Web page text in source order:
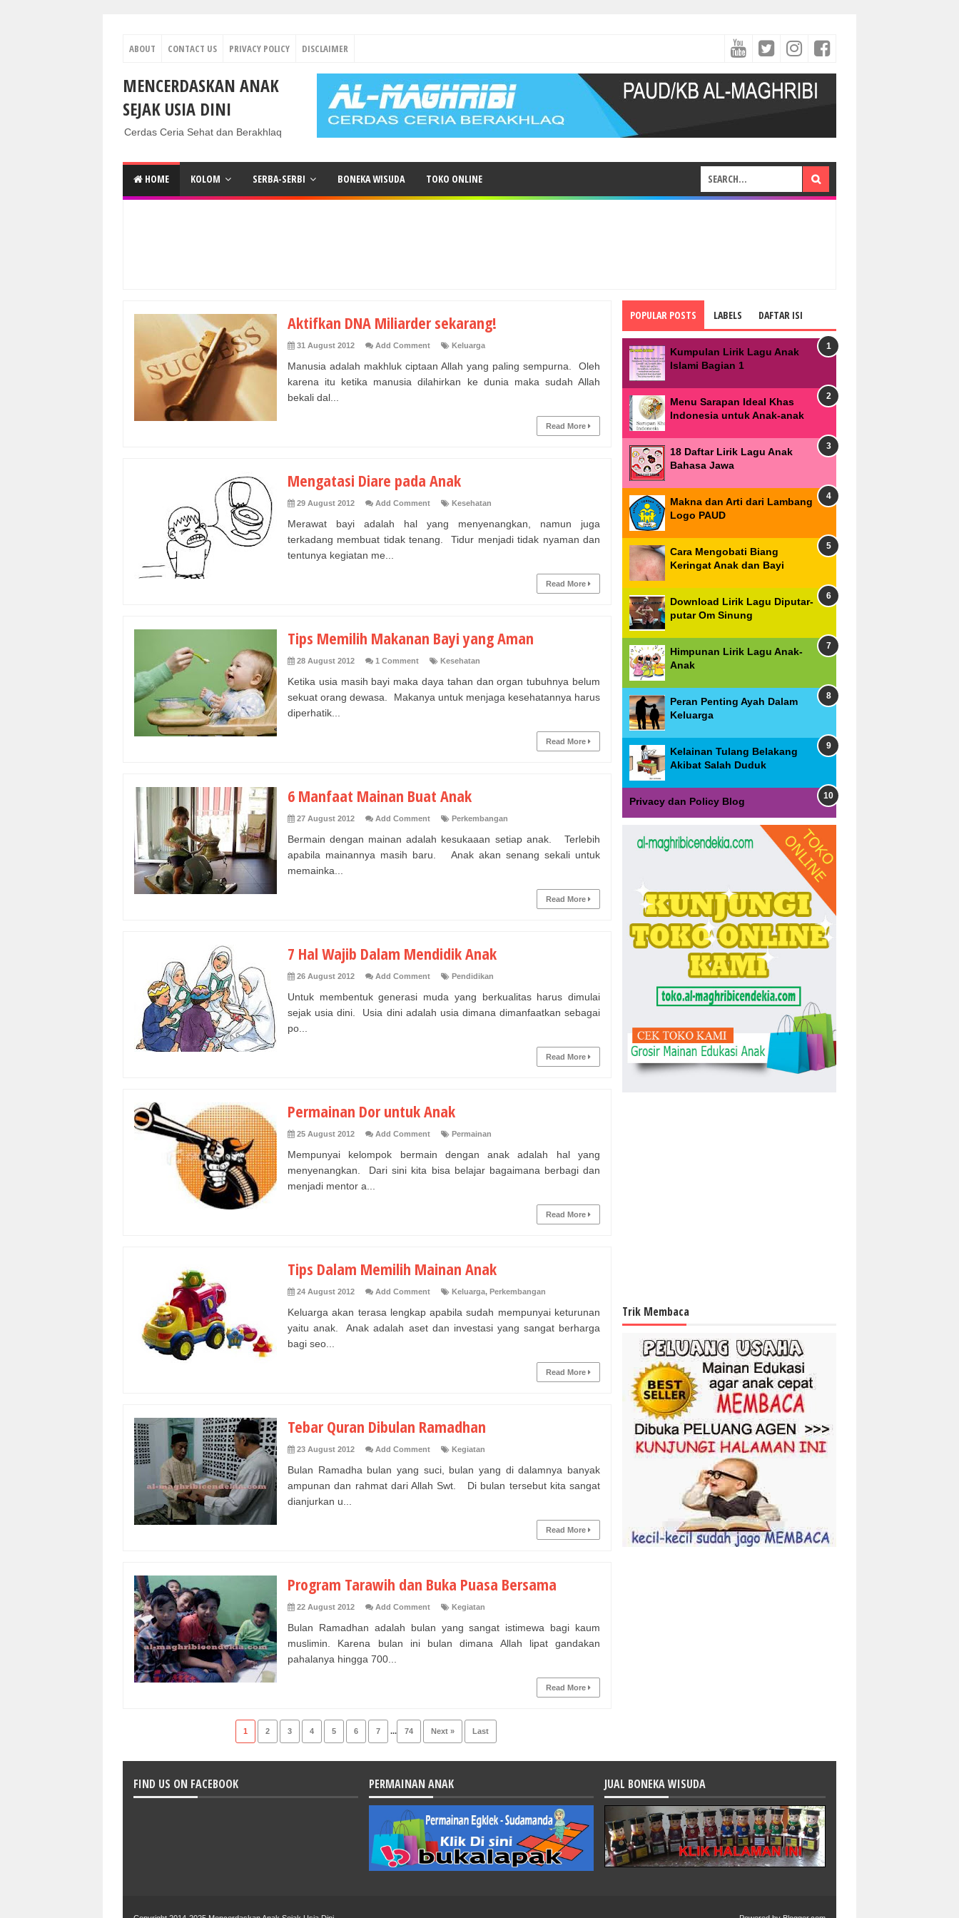
ABOUT CONTACT US PRIVACY POLICY DISCLAIMER
MENCERDASKAN ANAK
SEJAK USIA DINI
Cerdas Ceria Sehat dan Berakhlaq
HOME KOLOM SERBA-SERBI BONEKA WISUDA TOKO ONLINE
Aktifkan DNA Miliarder sekarang!
31 August 2012 Add Comment Keluarga
Manusia adalah makhluk ciptaan Allah yang paling sempurna. Oleh
karena itu ketika manusia dilahirkan ke dunia maka sudah Allah
bekali dal...
Read More
Mengatasi Diare pada Anak
29 August 2012 Add Comment Kesehatan
Merawat bayi adalah hal yang menyenangkan, namun juga
terkadang membuat tidak tenang. Tidur menjadi tidak nyaman dan
tentunya kegiatan me...
Read More
Tips Memilih Makanan Bayi yang Aman
28 August 2012 1 Comment Kesehatan
Ketika usia masih bayi maka daya tahan dan organ tubuhnya belum
sekuat orang dewasa. Makanya untuk menjaga kesehatannya harus
diperhatik...
Read More
6 Manfaat Mainan Buat Anak
27 August 2012 Add Comment Perkembangan
Bermain dengan mainan adalah kesukaaan setiap anak. Terlebih
apabila mainannya masih baru. Anak akan senang sekali untuk
memainka...
Read More
7 Hal Wajib Dalam Mendidik Anak
26 August 2012 Add Comment Pendidikan
Untuk membentuk generasi muda yang berkualitas harus dimulai
sejak usia dini. Usia dini adalah usia dimana dimanfaatkan sebagai
po...
Read More
Permainan Dor untuk Anak
25 August 2012 Add Comment Permainan
Mempunyai kelompok bermain dengan anak adalah hal yang
menyenangkan. Dari sini kita bisa belajar bagaimana berbagi dan
menjadi mentor a...
Read More
Tips Dalam Memilih Mainan Anak
24 August 2012 Add Comment Keluarga, Perkembangan
Keluarga akan terasa lengkap apabila sudah mempunyai keturunan
yaitu anak. Anak adalah aset dan investasi yang sangat berharga
bagi seo...
Read More
Tebar Quran Dibulan Ramadhan
23 August 2012 Add Comment Kegiatan
Bulan Ramadha bulan yang suci, bulan yang di dalamnya banyak
ampunan dan rahmat dari Allah Swt. Di bulan tersebut kita sangat
dianjurkan u...
Read More
Program Tarawih dan Buka Puasa Bersama
22 August 2012 Add Comment Kegiatan
Bulan Ramadhan adalah bulan yang sangat istimewa bagi kaum
muslimin. Karena bulan ini bulan dimana Allah lipat gandakan
pahalanya hingga 700...
Read More
1 2 3 4 5 6 7 ... 74 Next » Last
POPULAR POSTS LABELS DAFTAR ISI
Kumpulan Lirik Lagu Anak
Islami Bagian 1
Menu Sarapan Ideal Khas
Indonesia untuk Anak-anak
18 Daftar Lirik Lagu Anak
Bahasa Jawa
Makna dan Arti dari Lambang
Logo PAUD
Cara Mengobati Biang
Keringat Anak dan Bayi
Download Lirik Lagu Diputar-
putar Om Sinung
Himpunan Lirik Lagu Anak-
Anak
Peran Penting Ayah Dalam
Keluarga
Kelainan Tulang Belakang
Akibat Salah Duduk
Privacy dan Policy Blog
Trik Membaca
FIND US ON FACEBOOK PERMAINAN ANAK JUAL BONEKA WISUDA